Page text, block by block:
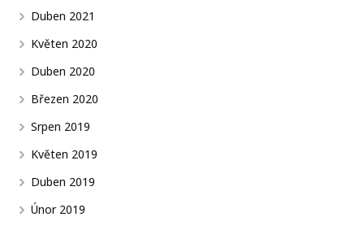
Duben 2021
Květen 2020
Duben 2020
Březen 2020
Srpen 2019
Květen 2019
Duben 2019
Únor 2019